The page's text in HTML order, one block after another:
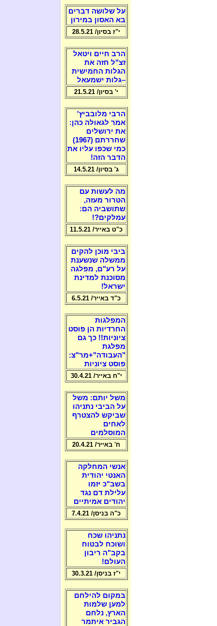
על שלושה דברים
בא האסון במירון
י"ז בסיון/ 28.5.21
הרב חיים ויטאל
זצ"ל חזה את
הגלות החמישית
–גלות ישמעאל
י' בסיון/ 21.5.21
הרבי מלובביץ'
אמר לגאולה כהן:
את ירושלים
שחררתם (1967)
כמי שכפו עליו את
הדבר הזה!
ג' בסיון/ 14.5.21
מה לעשות עם
הטרור מעזה,
שתושביה הם:
עמלקים?!
כ"ט באייר/ 11.5.21
ביבי מוכן להקים
ממשלה שנשענת
על רע"ם, מפלגה
מסוכנת למדינת
ישראל!
כ"ד באייר/ 6.5.21
המפלגות
החרדיות הן פוסט
ציוניות!! כך גם
מפלגת
"העבודה"+מר"צ:
פוסט ציוניות
י"ח באייר/ 30.4.21
משל יותם: משל
על הביבי נתניהו
שביקש להצטרף
לאחים
המוסלמים
ח' באייר/ 20.4.21
אנשי המחלקה
האנטי יהודית
בשב"כ יזמו
עלילת דם נגד
יהודים אמיתיים
כ"ה בניסן/ 7.4.21
נתניהו שכח
ושוכח לבטוח
בקב"ה ריבון
העולם!
י"ז בניסן/ 30.3.21
במקום להילחם
למען שלמות
הארץ, נלחם
הגביר איתמר